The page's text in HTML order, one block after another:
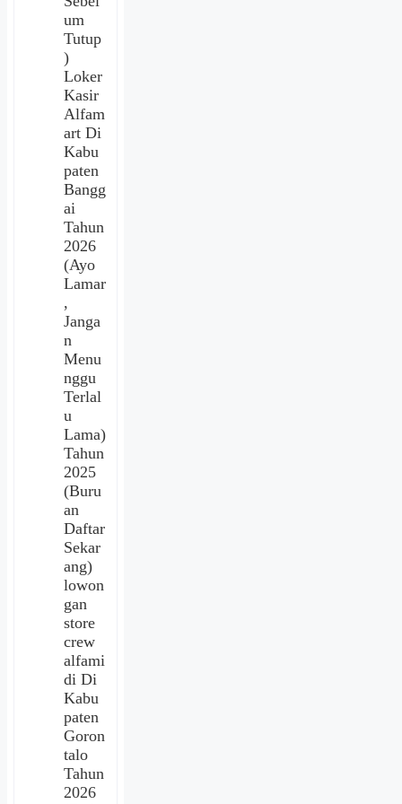
um
Tutup
)
Loker
Kasir
Alfam
art Di
Kabu
paten
Bangg
ai
Tahun
2026
(Ayo
Lamar
,
Janga
n
Menu
nggu
Terlal
u
Lama)
Tahun
2025
(Buru
an
Daftar
Sekar
ang)
lowon
gan
store
crew
alfami
di Di
Kabu
paten
Goron
talo
Tahun
2026